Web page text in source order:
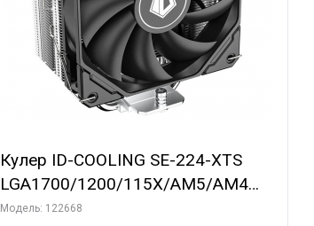
Кулер ID-COOLING SE-224-XTS
LGA1700/1200/115X/AM5/AM4
(10шт/кор, TDP 220W, PWM, 4
Модель: 122668